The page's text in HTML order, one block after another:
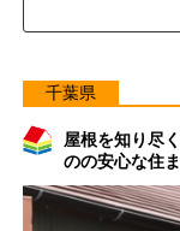
千葉県
屋根を知り尽
のの安心な住